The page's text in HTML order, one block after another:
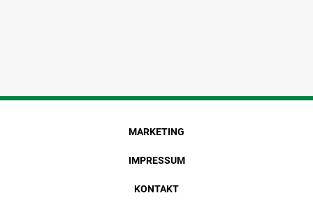
MARKETING
IMPRESSUM
KONTAKT